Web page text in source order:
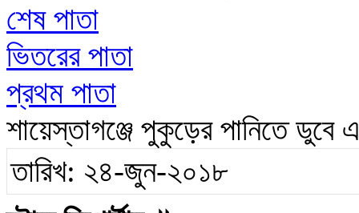
শেষ পাতা
ভিতরের পাতা
প্রথম পাতা
শায়েস্তাগঞ্জে পুকুড়ের পানিতে ডুবে
তারিখ: ২৪-জুন-২০১৮